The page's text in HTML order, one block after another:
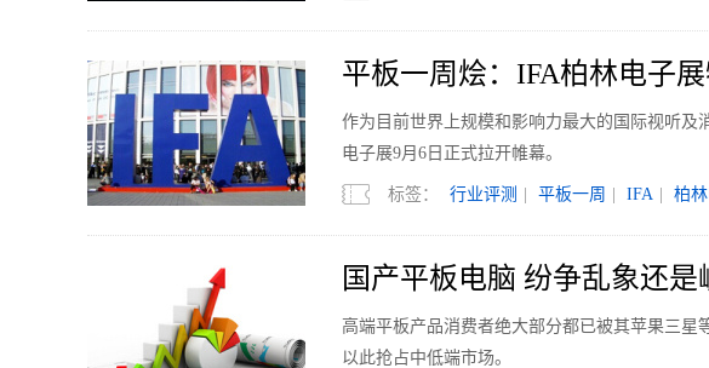
平板一周烩：IFA柏林电子
作为目前世界上规模和影响力最大的国际视听及
电子展9月6日正式拉开帷幕。
标签： 行业评测 平板一周 IFA 柏
国产平板电脑 纷争乱象还是
高端平板产品消费者绝大部分都已被其苹果三星
以此抢占中低端市场。